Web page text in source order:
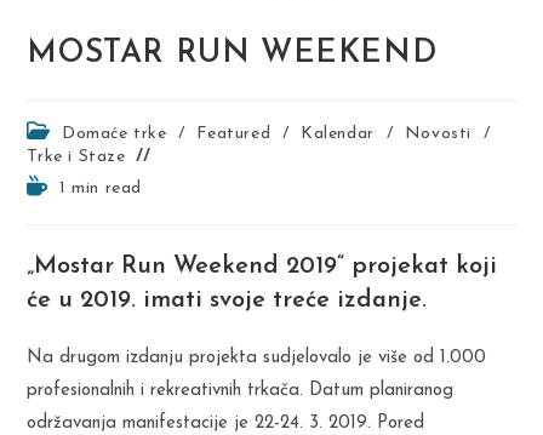
MOSTAR RUN WEEKEND
Post
category:
Domaće trke / Featured / Kalendar / Novosti
/
Trke i Staze
Reading1 min read
„Mostar Run Weekend 2019“ projekat koji
će u 2019. imati svoje treće izdanje.
Na drugom izdanju projekta sudjelovalo je više od 1.000
profesionalnih i rekreativnih trkača. Datum planiranog
održavanja manifestacije je 22-24. 3. 2019. Pored